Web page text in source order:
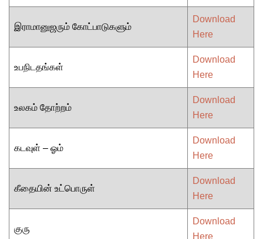
இராமானுஜரும் கோட்பாடுகளும்
Download
Here
உபநிடதங்கள்
Download
Here
உலகம் தோற்றம்
Download
Here
கடவுள் – ஓம்
Download
Here
கீதையின் உட்பொருள்
Download
Here
குரு
Download
Here